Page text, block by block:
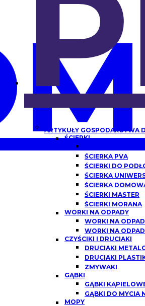
ARTYKUŁY GOSPODARSTWA
ŚCIERKI
ŚCIERKA PVA
ŚCIERKI DO
ŚCIERKA
ŚCIERKA
ŚCIERKI MASTER
ŚCIERKI MORANA
WORKI NA ODPADY
WORKI NA
WORKI NA
CZYŚCIKI I DRUCIAKI
DRUCIAKI
DRUCIAKI
ZMYWAKI
GĄBKI
GĄBKI
GĄBKI DO MYCIA
MOPY